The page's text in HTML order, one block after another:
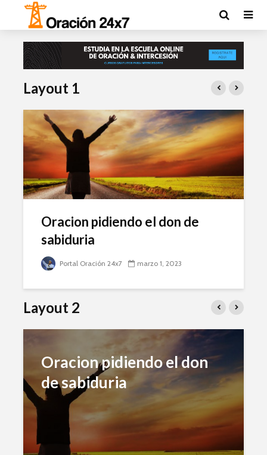
Layout 1
Oracion pidiendo el don de
sabiduria
Portal Oración 24x7 marzo 1, 2023
Layout 2
Oracion pidiendo el don
de sabiduria